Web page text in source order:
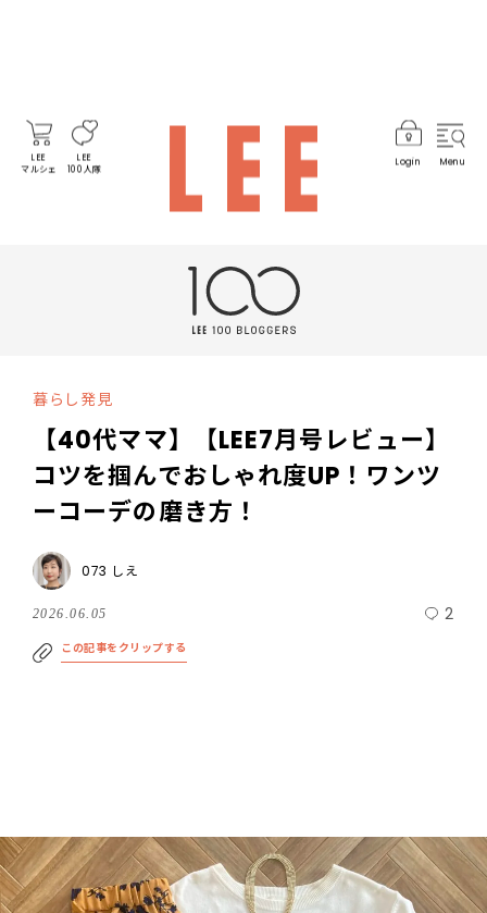
LEE
マルシェ
LEE
100人隊
Login Menu
暮らし発見
【40代ママ】【LEE7月号レビュー】
コツを掴んでおしゃれ度UP！ワンツ
ーコーデの磨き方！
073 しえ
2026.06.05 2
この記事をクリップする